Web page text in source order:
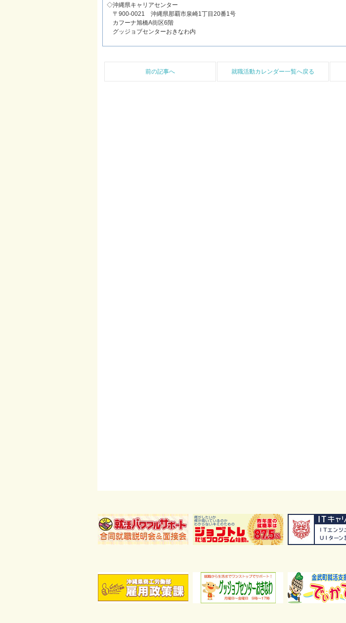
◇沖縄県キャリアセンター
〒900-0021 沖縄県那覇市泉崎1丁目20番1号
カフーナ旭橋A街区6階
グッジョブセンターおきなわ内
前の記事へ 就職活動カレンダー一覧へ戻る